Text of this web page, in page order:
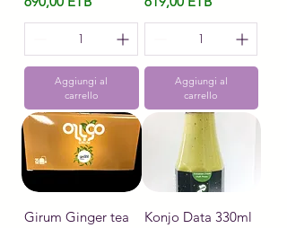
Aggiungi al
carrello
Aggiungi al
carrello
Girum Ginger tea
Konjo Data 330ml